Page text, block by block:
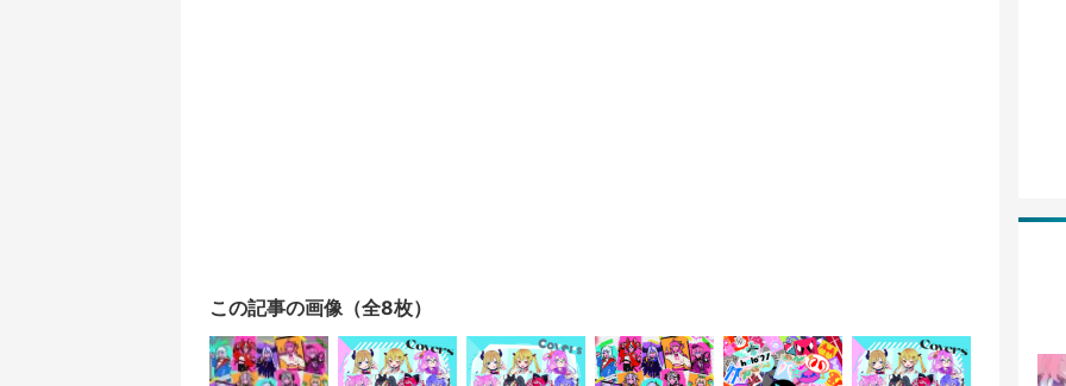
この記事の画像（全8枚）